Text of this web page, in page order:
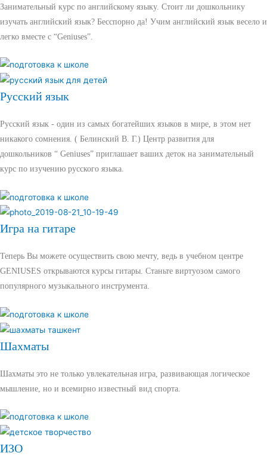
Занимательный курс по английскому языку. Стоит ли дошкольнику
изучать английский язык? Бесспорно да! Учим английский язык весело и
легко вместе с “Geniuses”.
Русский язык
Русский язык - один из самых богатейших языков в мире, в этом нет
никакого сомнения. ( Белинский В. Г.) Центр развития для
дошкольников “ Geniuses” приглашает ваших деток на занимательный
курс по изучению русского языка.
Игра на гитаре
Теперь Вы можете осуществить свою мечту, ведь в учебном центре
GENIUSES открываются курсы гитары. Станьте виртуозом самого
популярного музыкального инструмента.
Шахматы
Шахматы это не только увлекательная игра, развивающая логическое
мышление, но и всемирно известный вид спорта.
ИЗО